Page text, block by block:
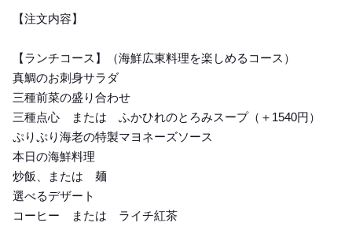
【注文内容】
【ランチコース】（海鮮広東料理を楽しめるコース）
真鯛のお刺身サラダ
三種前菜の盛り合わせ
三種点心 または ふかひれのとろみスープ（＋1540円）
ぷりぷり海老の特製マヨネーズソース
本日の海鮮料理
炒飯、または 麺
選べるデザート
コーヒー または ライチ紅茶